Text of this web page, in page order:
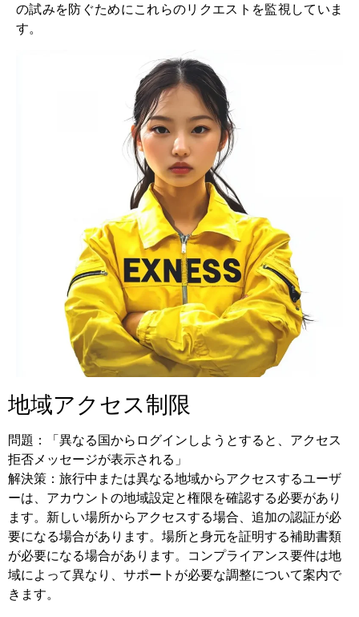
の試みを防ぐためにこれらのリクエストを監視していま
す。
地域アクセス制限
問題：「異なる国からログインしようとすると、アクセス
拒否メッセージが表示される」
解決策：旅行中または異なる地域からアクセスするユーザ
ーは、アカウントの地域設定と権限を確認する必要があり
ます。新しい場所からアクセスする場合、追加の認証が必
要になる場合があります。場所と身元を証明する補助書類
が必要になる場合があります。コンプライアンス要件は地
域によって異なり、サポートが必要な調整について案内で
きます。